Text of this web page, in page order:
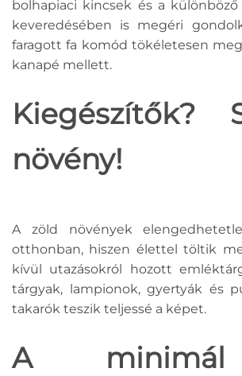
bolhapiaci kincsek és a
keveredésében is megéri
faragott fa komód tökéletesen
kanapé mellett.
Kiegészítők?
növény!
A zöld növények
otthonban, hiszen élettel töltik
kívül utazásokról hozott
tárgyak, lampionok, gyertyák és
takarók teszik teljessé a képet.
A